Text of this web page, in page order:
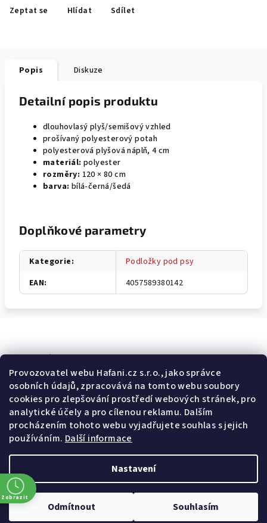
Provozovatel webu Hafani.cz s.r.o., jako správce
osobních údajů, zpracovává na tomto webu soubory
cookies pro zlepšování prostředí webových stránek, pro
analytické účely a pro cílenou reklamu. Dalším
procházením tohoto webu vyjadřujete souhlas s jejich
používáním. Další informace
Nastavení
Odmítnout Souhlasím
Zeptat se Hlídat Sdílet
Popis Diskuze
Detailní popis produktu
dlouhovlasý plyš/semišový vzhled
prošívaný polyesterový potah
polyesterová plyšová náplň, 4 cm
materiál: polyester
rozměry: 120 × 80 cm
barva: bílá-černá/šedá
Doplňkové parametry
Kategorie:
Podložky pod psy
EAN: 4057589380142
Odebírat newsletter
E-mail
Potvrzuji souhlas svšeobecnými obchodními podmínkami a
spodmínkami zpracovávání a ochrany osobních údajů .
Přihlásit se
Z
á
Copyright 2026
nastavení cookies
Zobrazit